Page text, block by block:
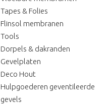
Tapes & Folies
Flinsol membranen
Tools
Dorpels & dakranden
Gevelplaten
Deco Hout
Hulpgoederen geventileerde
gevels